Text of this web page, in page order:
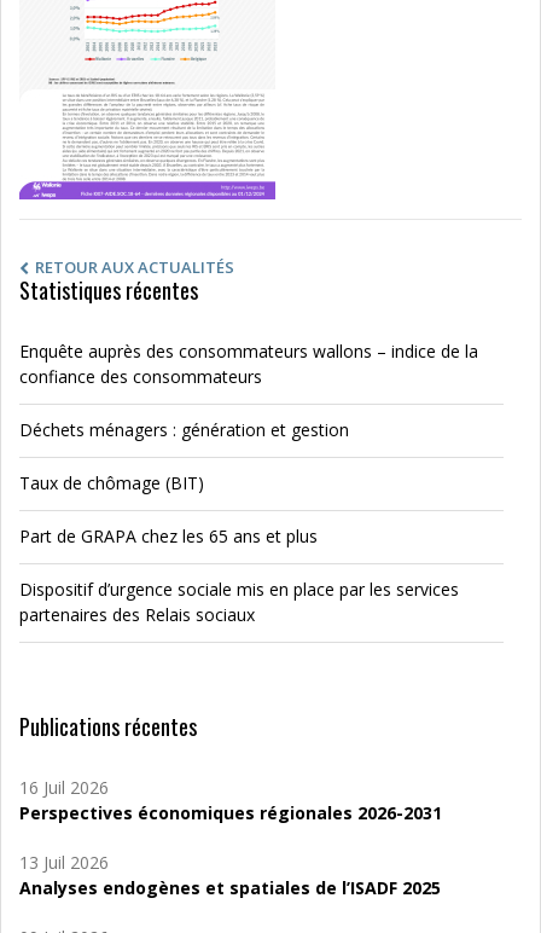
RETOUR AUX ACTUALITÉS
Statistiques récentes
Enquête auprès des consommateurs wallons – indice de la
confiance des consommateurs
Déchets ménagers : génération et gestion
Taux de chômage (BIT)
Part de GRAPA chez les 65 ans et plus
Dispositif d’urgence sociale mis en place par les services
partenaires des Relais sociaux
Publications récentes
16 Juil 2026
Perspectives économiques régionales 2026-2031
13 Juil 2026
Analyses endogènes et spatiales de l’ISADF 2025